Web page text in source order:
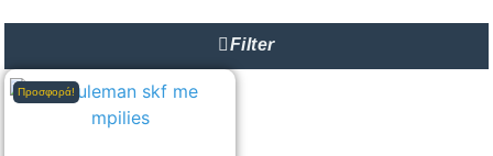
Filter
Προσφορά!